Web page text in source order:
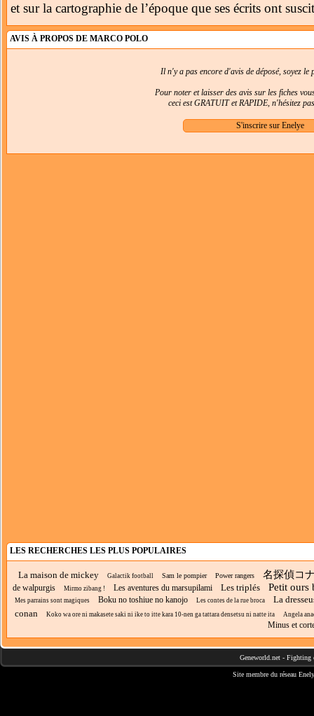
et sur la cartographie de l’époque que ses écrits ont
AVIS À PROPOS DE MARCO POLO
Il n'y a pas encore d'avis de déposé, soyez
Pour noter et laisser des avis sur les fiches
ceci est GRATUIT et RAPIDE, n'hésitez
LES RECHERCHES LES PLUS POPULAIRES
La maison de mickey Galactik football Sam le pompier Power rangers 名探偵コ
de walpurgis Mirmo zibang ! Les aventures du marsupilami Les triplés Petit ours
Mes parrains sont magiques Boku no toshiue no kanojo Les contes de la rue broca
La
conan
Koko wa ore ni makasete saki ni ike to itte kara 10-nen ga tattara densetsu ni natte ita Angela
Minus et
Geneworld.net - Fighting
Site membre du réseau